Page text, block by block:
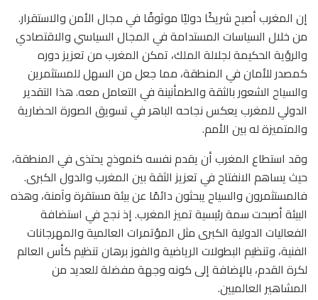
إن المغرب أصبح شريكًا دوليًا موثوقًا في مجال الأمن والاستقرار.
من خلال السياسات المستدامة في المجال السياسي والاقتصادي
والرؤية الحكيمة لجلالة الملك، تمكن المغرب من تعزيز دوره
كمصدر للأمان في المنطقة، مما جعل من السهل للمستثمرين
والسياح الشعور بالثقة والطمأنينة في التعامل معه. هذا التقدير
الدولي للمغرب يعكس نجاحه الباهر في تسويق الصورة الحضارية
والمتميزة له بين الأمم.
وقد استطاع المغرب أن يقدم نفسه كنموذج يحتذى في المنطقة،
حيث يساهم الانفتاح في تعزيز الثقة بين المغرب والدول الكبرى.
فالمستثمرون والسياح يبحثون دائمًا عن بيئة مستقرة وآمنة، وهذه
البيئة أصبحت سمة رئيسية تميز المغرب. إذ نجح في استضافة
الفعاليات الدولية الكبرى مثل المؤتمرات العالمية والمهرجانات
الفنية، وتنظيم البطولات الرياضية والفوز برهان تنظيم كأس العالم
لكرة القدم، بالإضافة إلى كونه وجهة مفضلة للعديد من
المشاهير العالميين.